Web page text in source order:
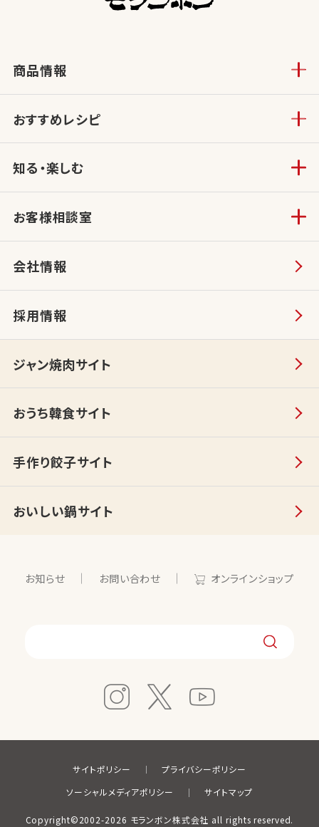
商品情報
おすすめレシピ
知る・楽しむ
お客様相談室
会社情報
採用情報
ジャン焼肉サイト
おうち韓食サイト
手作り餃子サイト
おいしい鍋サイト
お知らせ お問い合わせ オンラインショップ
Copyright©2002-2026 モランボン株式会社 all rights reserved.
サイトポリシー
プライバシーポリシー
ソーシャルメディアポリシー
サイトマップ